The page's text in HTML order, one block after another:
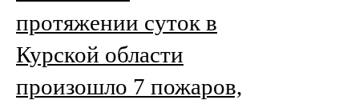
протяжении суток в
Курской области
произошло 7 пожаров,